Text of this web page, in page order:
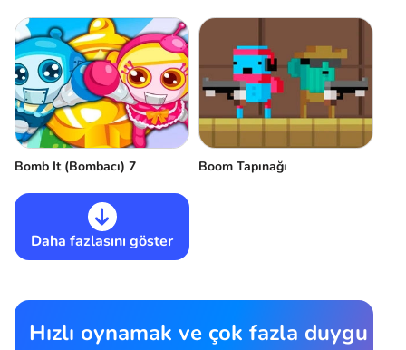
Bomb It (Bombacı) 7 Boom Tapınağı
Daha fazlasını göster
Hızlı oynamak ve çok fazla duygu